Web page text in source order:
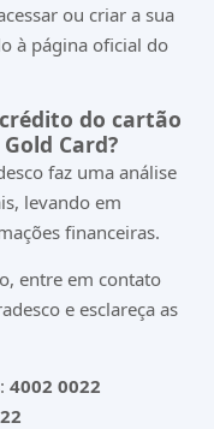
ou criar a sua
à página oficial do
do cartão
Card?
faz uma análise
levando em
financeiras.
entre em contato
e esclareça as
4002 0022